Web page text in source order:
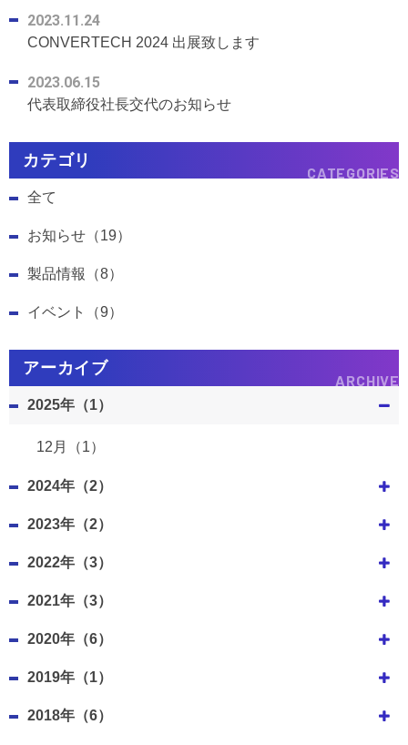
2023.11.24
CONVERTECH 2024 出展致します
2023.06.15
代表取締役社長交代のお知らせ
カテゴリ
CATEGORIES
全て
お知らせ（19）
製品情報（8）
イベント（9）
アーカイブ
ARCHIVE
2025年（1）
12月（1）
2024年（2）
2023年（2）
2022年（3）
2021年（3）
2020年（6）
2019年（1）
2018年（6）